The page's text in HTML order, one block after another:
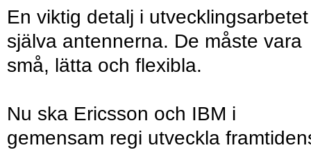
En viktig detalj i
själva antennerna. De måste vara
små, lätta och flexibla.
Nu ska Ericsson och IBM i
gemensam regi utveckla